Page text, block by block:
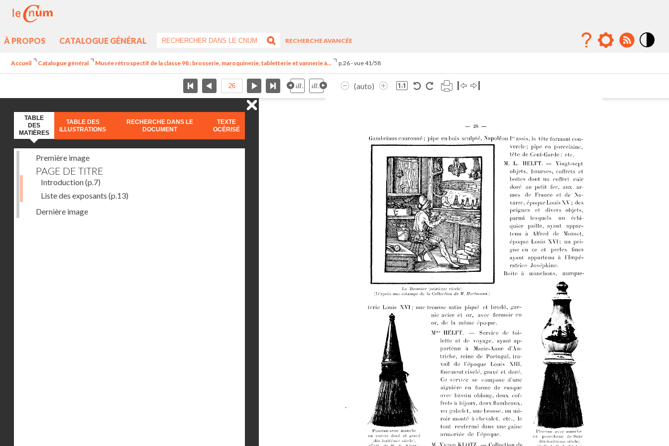
À PROPOS CATALOGUE GÉNÉRAL
RECHERCHE AVANCÉE
Accueil Catalogue général Musée rétrospectif de la classe 98 : brosserie, maroquinerie, tabletterie et vannerie à... p.26 - vue 41/58
(auto)
TABLE
DES
MATIÈRES
TABLE DES
ILLUSTRATIONS
RECHERCHE DANS LE
DOCUMENT
TEXTE
OCÉRISÉ
Première image
PAGE DE TITRE
Introduction(p.7)
Liste des exposants (p.13)
Dernière image